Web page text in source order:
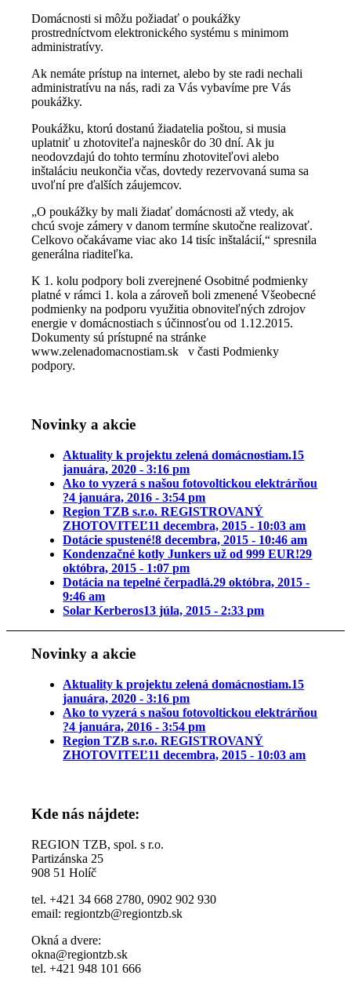
Domácnosti si môžu požiadať o poukážky
prostredníctvom elektronického systému s minimom
administratívy.
Ak nemáte prístup na internet, alebo by ste radi nechali
administratívu na nás, radi za Vás vybavíme pre Vás
poukážky.
Poukážku, ktorú dostanú žiadatelia poštou, si musia
uplatniť u zhotoviteľa najneskôr do 30 dní. Ak ju
neodovzdajú do tohto termínu zhotoviteľovi alebo
inštaláciu neukončia včas, dovtedy rezervovaná suma sa
uvoľní pre ďalších záujemcov.
„O poukážky by mali žiadať domácnosti až vtedy, ak
chcú svoje zámery v danom termíne skutočne realizovať.
Celkovo očakávame viac ako 14 tisíc inštalácií,“ spresnila
generálna riaditeľka.
K 1. kolu podpory boli zverejnené Osobitné podmienky
platné v rámci 1. kola a zároveň boli zmenené Všeobecné
podmienky na podporu využitia obnoviteľných zdrojov
energie v domácnostiach s účinnosťou od 1.12.2015.
Dokumenty sú prístupné na stránke
www.zelenadomacnostiam.sk v časti Podmienky
podpory.
Novinky a akcie
Aktuality k projektu zelená domácnostiam.15
januára, 2020 - 3:16 pm
Ako to vyzerá s našou fotovoltickou elektrárňou
?4 januára, 2016 - 3:54 pm
Region TZB s.r.o. REGISTROVANÝ
ZHOTOVITEĽ11 decembra, 2015 - 10:03 am
Dotácie spustené!8 decembra, 2015 - 10:46 am
Kondenzačné kotly Junkers už od 999 EUR!29
októbra, 2015 - 1:07 pm
Dotácia na tepelné čerpadlá.29 októbra, 2015 -
9:46 am
Solar Kerberos13 júla, 2015 - 2:33 pm
Novinky a akcie
Aktuality k projektu zelená domácnostiam.15
januára, 2020 - 3:16 pm
Ako to vyzerá s našou fotovoltickou elektrárňou
?4 januára, 2016 - 3:54 pm
Region TZB s.r.o. REGISTROVANÝ
ZHOTOVITEĽ11 decembra, 2015 - 10:03 am
Kde nás nájdete:
REGION TZB, spol. s r.o.
Partizánska 25
908 51 Holíč
tel. +421 34 668 2780, 0902 902 930
email: regiontzb@regiontzb.sk
Okná a dvere:
okna@regiontzb.sk
tel. +421 948 101 666